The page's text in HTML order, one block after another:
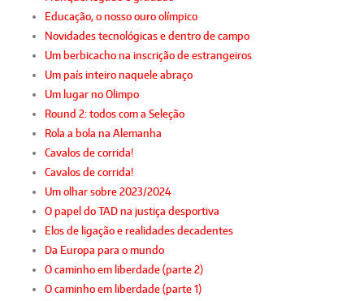
Educação, o nosso ouro olímpico
Novidades tecnológicas e dentro de campo
Um berbicacho na inscrição de estrangeiros
Um país inteiro naquele abraço
Um lugar no Olimpo
Round 2: todos com a Seleção
Rola a bola na Alemanha
Cavalos de corrida!
Cavalos de corrida!
Um olhar sobre 2023/2024
O papel do TAD na justiça desportiva
Elos de ligação e realidades decadentes
Da Europa para o mundo
O caminho em liberdade (parte 2)
O caminho em liberdade (parte 1)